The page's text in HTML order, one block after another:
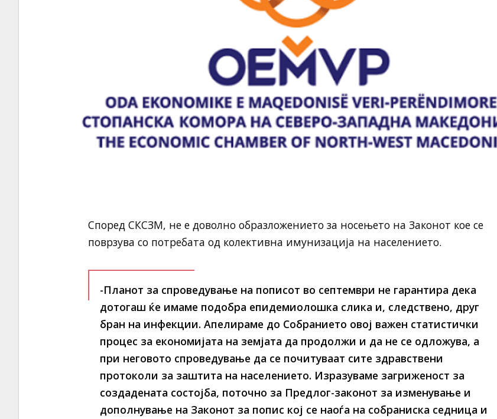
Според СКСЗМ, не е доволно образложението за носењето на Законот кое се
поврзува со потребата од колективна имунизација на населението.
-Планот за спроведување на пописот во септември не гарантира дека
дотогаш ќе имаме подобра епидемиолошка слика и, следствено, друг
бран на инфекции. Апелираме до Собранието овој важен статистички
процес за економијата на земјата да продолжи и да не се одложува, а
при неговото спроведување да се почитуваат сите здравствени
протоколи за заштита на населението. Изразуваме загриженост за
создадената состојба, поточно за Предлог-законот за изменување и
дополнување на Законот за попис кој се наоѓа на собраниска седница и